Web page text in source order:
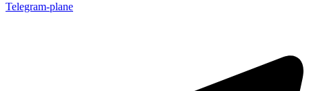
Telegram-plane